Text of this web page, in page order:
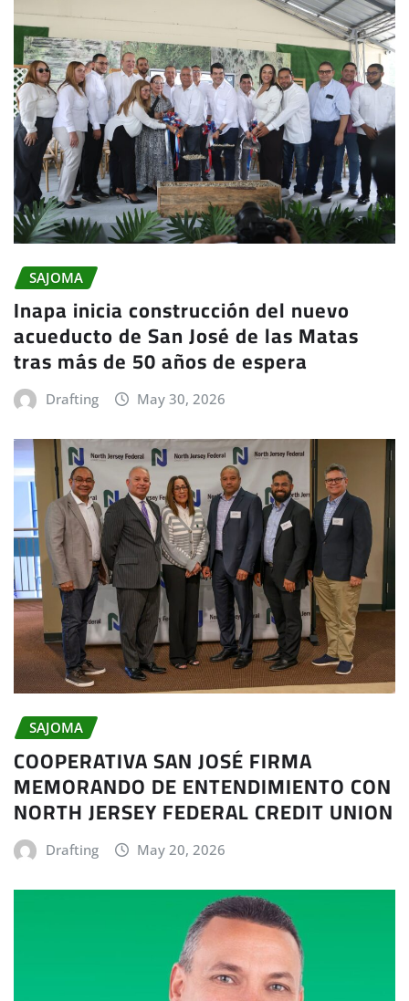
SAJOMA
Inapa inicia construcción del nuevo
acueducto de San José de las Matas
tras más de 50 años de espera
Drafting May 30, 2026
SAJOMA
COOPERATIVA SAN JOSÉ FIRMA
MEMORANDO DE ENTENDIMIENTO CON
NORTH JERSEY FEDERAL CREDIT UNION
Drafting May 20, 2026